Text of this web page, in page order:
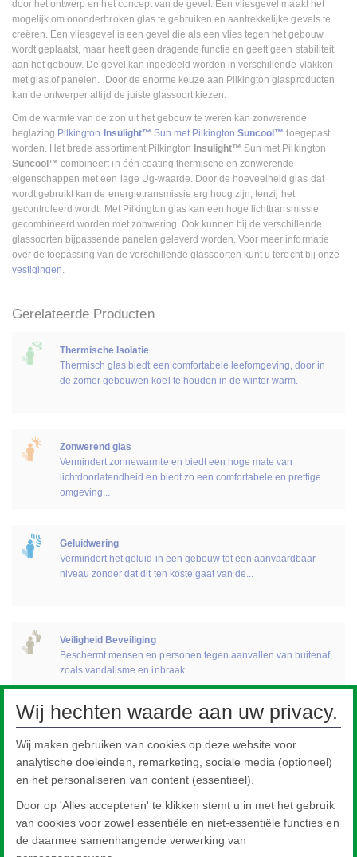
door het ontwerp en het concept van de gevel. Een vliesgevel maakt het
mogelijk om ononderbroken glas te gebruiken en aantrekkelijke gevels te
creëren. Een vliesgevel is een gevel die als een vlies tegen het gebouw
wordt geplaatst, maar heeft geen dragende functie en geeft geen stabiliteit
aan het gebouw. De gevel kan ingedeeld worden in verschillende vlakken
met glas of panelen. Door de enorme keuze aan Pilkington glasproducten
kan de ontwerper altijd de juiste glassoort kiezen.
Om de warmte van de zon uit het gebouw te weren kan zonwerende
beglazing Pilkington Insulight™ Sun met PilkingtonSuncool™ toegepast
worden. Het brede assortiment Pilkington Insulight™ Sun met Pilkington
Suncool™ combineert in één coating thermische en zonwerende
eigenschappen met een lage Ug-waarde. Door de hoeveelheid glas dat
wordt gebruikt kan de energietransmissie erg hoog zijn, tenzij het
gecontroleerd wordt. Met Pilkington glas kan een hoge lichttransmissie
gecombineerd worden met zonwering. Ook kunnen bij de verschillende
glassoorten bijpassende panelen geleverd worden. Voor meer informatie
over de toepassing van de verschillende glassoorten kunt u terecht bij onze
vestigingen
Gerelateerde Producten
Thermische Isolatie
Thermisch glas biedt een comfortabele leefomgeving, door in
de zomer gebouwen koel te houden in de winter warm.
Zonwerend glas
Vermindert zonnewarmte en biedt een hoge mate van
lichtdoorlatendheid en biedt zo een comfortabele en prettige
omgeving...
Geluidwering
Vermindert het geluid in een gebouw tot een aanvaardbaar
niveau zonder dat dit ten koste gaat van de...
Veiligheid Beveiliging
Beschermt mensen en personen tegen aanvallen van buitenaf,
zoals vandalisme en inbraak.
Glas met een speciale zelfreinigende coating aan de buitenkant
met een unieke dubbele werking. Het gebruikt daglicht en...
Een serie speciaal geproduceerde glasproducten voor
Wij hechten waarde aan uw privacy.
Wij maken gebruiken van cookies op deze website voor
analytische doeleinden, remarketing, sociale media (optioneel)
en het personaliseren van content (essentieel).
Door op 'Alles accepteren' te klikken stemt u in met het gebruik
van cookies voor zowel essentiële en niet-essentiële functies en
de daarmee samenhangende verwerking van